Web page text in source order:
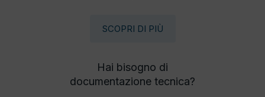
SCOPRI DI PIÙ
Hai bisogno di
documentazione tecnica?